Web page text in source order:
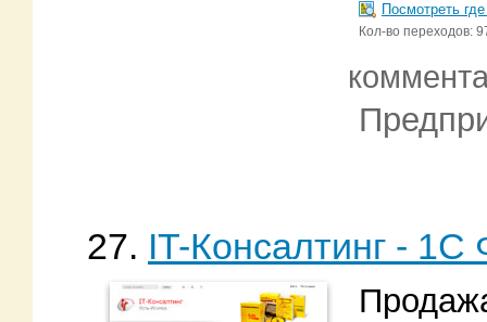
Посмотреть
Кол-во переходов:
27. IT-Консалтинг - 1C